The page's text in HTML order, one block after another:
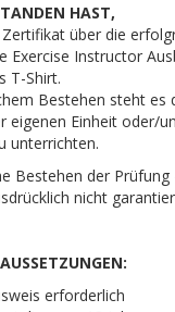
HAST,
über die
Exercise Instructor
T-Shirt.
Bestehen steht es
eigenen Einheit oder/
unterrichten.
Bestehen der
nicht
erforderlich